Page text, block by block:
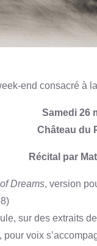
end consacré
Samedi 26
Château du
Récital par
Dreams, version
sur des extraits de
, pour voix